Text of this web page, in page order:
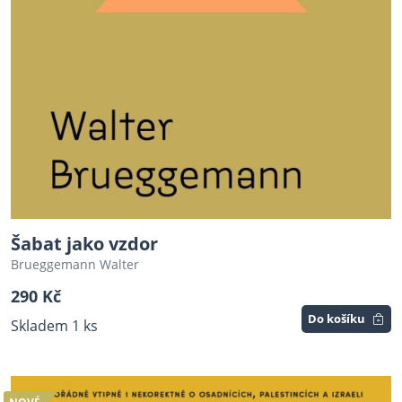
Šabat jako vzdor
Brueggemann Walter
290 Kč
Skladem 1 ks Do košíku